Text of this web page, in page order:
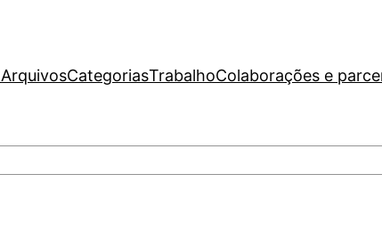
ArquivosCategoriasTrabalhoColaborações e